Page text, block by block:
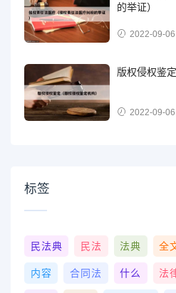
的举证）
2022-09-06
版权侵权鉴
2022-09-06
标签
民法典 民法 法典 全
内容 合同法 什么 法